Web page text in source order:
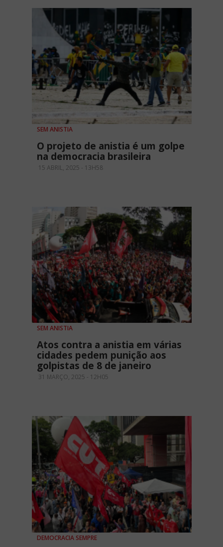
SEM ANISTIA
O projeto de anistia é um golpe
na democracia brasileira
15 ABRIL, 2025 - 13H58
SEM ANISTIA
Atos contra a anistia em várias
cidades pedem punição aos
golpistas de 8 de janeiro
31 MARÇO, 2025 - 12H05
DEMOCRACIA SEMPRE